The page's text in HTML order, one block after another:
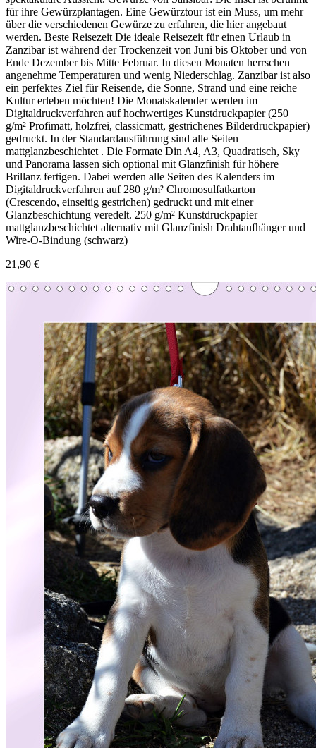
für ihre Gewürzplantagen. Eine Gewürztour ist ein Muss, um mehr
über die verschiedenen Gewürze zu erfahren, die hier angebaut
werden. Beste Reisezeit Die ideale Reisezeit für einen Urlaub in
Zanzibar ist während der Trockenzeit von Juni bis Oktober und von
Ende Dezember bis Mitte Februar. In diesen Monaten herrschen
angenehme Temperaturen und wenig Niederschlag. Zanzibar ist also
ein perfektes Ziel für Reisende, die Sonne, Strand und eine reiche
Kultur erleben möchten! Die Monatskalender werden im
Digitaldruckverfahren auf hochwertiges Kunstdruckpapier (250
g/m² Profimatt, holzfrei, classicmatt, gestrichenes Bilderdruckpapier)
gedruckt. In der Standardausführung sind alle Seiten
mattglanzbeschichtet . Die Formate Din A4, A3, Quadratisch, Sky
und Panorama lassen sich optional mit Glanzfinish für höhere
Brillanz fertigen. Dabei werden alle Seiten des Kalenders im
Digitaldruckverfahren auf 280 g/m² Chromosulfatkarton
(Crescendo, einseitig gestrichen) gedruckt und mit einer
Glanzbeschichtung veredelt. 250 g/m² Kunstdruckpapier
mattglanzbeschichtet alternativ mit Glanzfinish Drahtaufhänger und
Wire-O-Bindung (schwarz)
21,90 €